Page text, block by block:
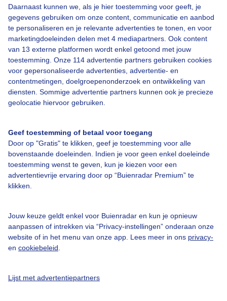
Daarnaast kunnen we, als je hier toestemming voor geeft, je
gegevens gebruiken om onze content, communicatie en aanbod
te personaliseren en je relevante advertenties te tonen, en voor
marketingdoeleinden delen met 4 mediapartners. Ook content
van 13 externe platformen wordt enkel getoond met jouw
toestemming. Onze 114 advertentie partners gebruiken cookies
voor gepersonaliseerde advertenties, advertentie- en
contentmetingen, doelgroepenonderzoek en ontwikkeling van
diensten. Sommige advertentie partners kunnen ook je precieze
geolocatie hiervoor gebruiken.
Geef toestemming of betaal voor toegang
Door op "Gratis" te klikken, geef je toestemming voor alle
bovenstaande doeleinden. Indien je voor geen enkel doeleinde
toestemming wenst te geven, kun je kiezen voor een
advertentievrije ervaring door op “Buienradar Premium” te
klikken.
Jouw keuze geldt enkel voor Buienradar en kun je opnieuw
aanpassen of intrekken via “Privacy-instellingen” onderaan onze
website of in het menu van onze app. Lees meer in ons privacy-
en cookiebeleid
Lijst met advertentiepartners
Een moment geduld aub...
Over Buienradar
Veelgestelde vragen
Contact
Toegankelijkheid
Buienradar Team
Privacy instellingen